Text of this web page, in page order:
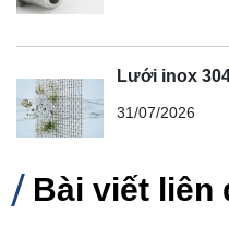
Lưới inox
31/07/2026
Bài viết liên